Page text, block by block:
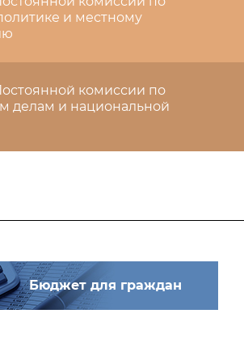
и местному
комиссии по
делам и национальной
Бюджет для граждан